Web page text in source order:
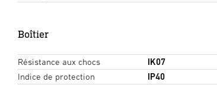
Boîtier
Résistance aux chocs
IK07
Indice de protection
IP40